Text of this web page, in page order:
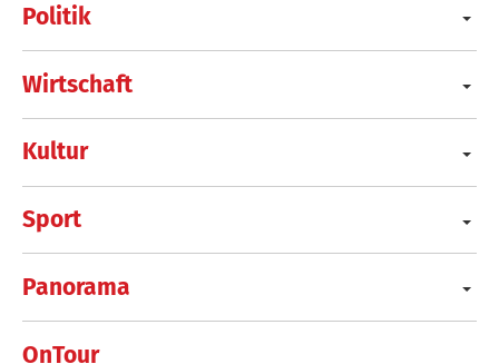
Politik
Wirtschaft
Kultur
Sport
Panorama
OnTour